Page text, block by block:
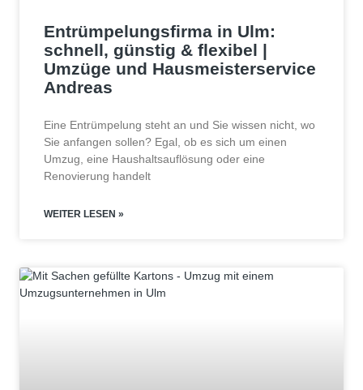
Entrümpelungsfirma in Ulm:
schnell, günstig & flexibel |
Umzüge und Hausmeisterservice
Andreas
Eine Entrümpelung steht an und Sie wissen nicht, wo
Sie anfangen sollen? Egal, ob es sich um einen
Umzug, eine Haushaltsauflösung oder eine
Renovierung handelt
WEITER LESEN »